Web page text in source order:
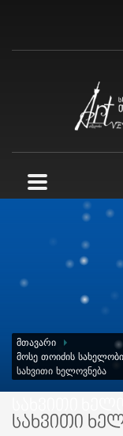
ᲛᲗᲐᲕᲐᲠᲘ
ᲛᲝᲡᲔ ᲗᲝᲘᲫᲘᲡ
ᲡᲐᲮᲕᲘᲗᲘ ᲮᲔᲚᲝᲕᲜᲔᲑᲐ
სახვითი